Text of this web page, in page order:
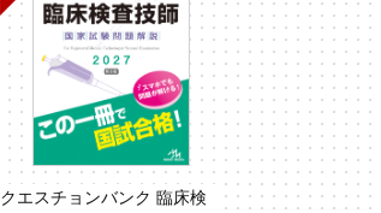
クエスチョンバンク 臨床検